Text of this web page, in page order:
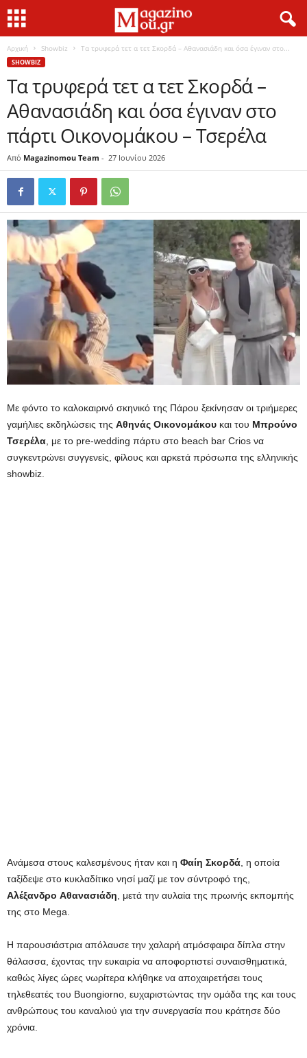
Αρχική Showbiz Τα τρυφερά τετ α τετ Σκορδά – Αθανασιάδη και όσα έγιναν στο...
SHOWBIZ
Τα τρυφερά τετ α τετ Σκορδά –
Αθανασιάδη και όσα έγιναν στο
πάρτι Οικονομάκου – Τσερέλα
Από Magazinomou Team - 27 Ιουνίου 2026
Με φόντο το καλοκαιρινό σκηνικό της Πάρου ξεκίνησαν οι τριήμερες
γαμήλιες εκδηλώσεις της Αθηνάς Οικονομάκου και του Μπρούνο
Τσερέλα , με το pre-wedding πάρτυ στο beach bar Crios να
συγκεντρώνει συγγενείς, φίλους και αρκετά πρόσωπα της ελληνικής
showbiz.
Ανάμεσα στους καλεσμένους ήταν και η Φαίη Σκορδά , η οποία
ταξίδεψε στο κυκλαδίτικο νησί μαζί με τον σύντροφό της,
Αλέξανδρο Αθανασιάδη , μετά την αυλαία της πρωινής εκπομπής
της στο Mega.
H παρουσιάστρια απόλαυσε την χαλαρή ατμόσφαιρα δίπλα στην
θάλασσα, έχοντας την ευκαιρία να αποφορτιστεί συναισθηματικά,
καθώς λίγες ώρες νωρίτερα κλήθηκε να αποχαιρετήσει τους
τηλεθεατές του Buongiorno, ευχαριστώντας την ομάδα της και τους
ανθρώπους του καναλιού για την συνεργασία που κράτησε δύο
χρόνια.